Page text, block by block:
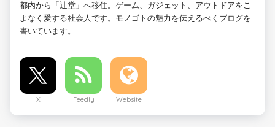
都内から「辻堂」へ移住。ゲーム、ガジェット、アウトドアをこ
よなく愛する社会人です。モノゴトの魅力を伝えるべくブログを
書いています。
X Feedly Website